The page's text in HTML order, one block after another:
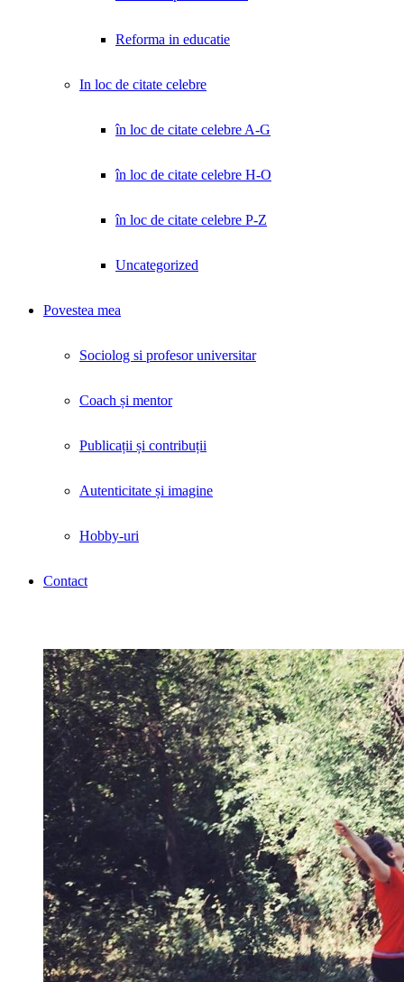
Reforma in educatie
In loc de citate celebre
în loc de citate celebre A-G
în loc de citate celebre H-O
în loc de citate celebre P-Z
Uncategorized
Povestea mea
Sociolog si profesor universitar
Coach și mentor
Publicații și contribuții
Autenticitate și imagine
Hobby-uri
Contact